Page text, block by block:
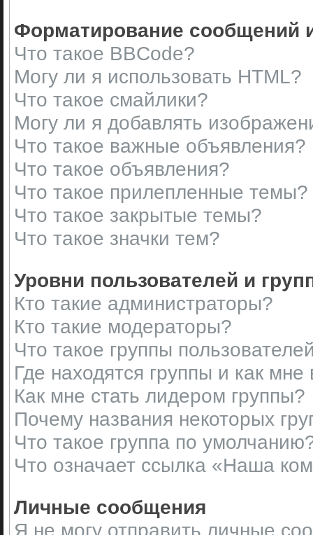
Форматирование сообщений
Что такое BBCode?
Могу ли я использовать HTML?
Что такое смайлики?
Могу ли я добавлять
Что такое важные объявления?
Что такое объявления?
Что такое прилепленные темы?
Что такое закрытые темы?
Что такое значки тем?
Уровни пользователей и
Кто такие администраторы?
Кто такие модераторы?
Что такое группы
Где находятся группы и как мне
Как мне стать лидером группы?
Почему названия некоторых
Что такое группа по
Что означает ссылка «Наша
Личные сообщения
Я не могу отправить личные